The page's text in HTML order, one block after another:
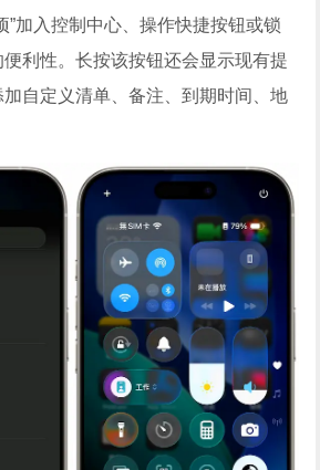
”加入控制中心、操作快捷按钮或锁
利性。长按该按钮还会显示现有提
自定义清单、备注、到期时间、地